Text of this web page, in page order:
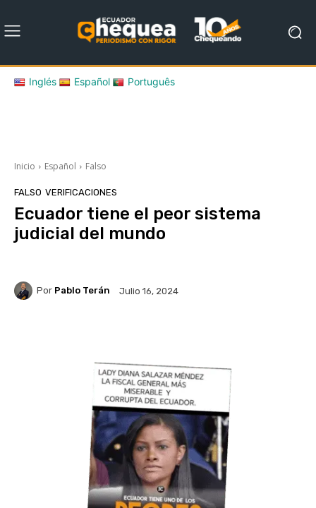
Inglés Español Português
Inicio Español Falso
FALSO VERIFICACIONES
Ecuador tiene el peor sistema
judicial del mundo
Por Pablo Terán Julio 16, 2024